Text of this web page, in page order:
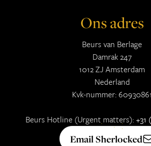
Ons adres
Beurs van Berlage
Damrak 247
1012 ZJ Amsterdam
Nederland
Kvk-nummer: 60930861
Beurs Hotline (Urgent matters):+31
Email Sherlocked